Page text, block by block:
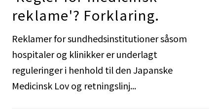
reklame'? Forklaring.
Reklamer for sundhedsinstitutioner såsom
hospitaler og klinikker er underlagt
reguleringer i henhold til den Japanske
Medicinsk Lov og retningslinj...